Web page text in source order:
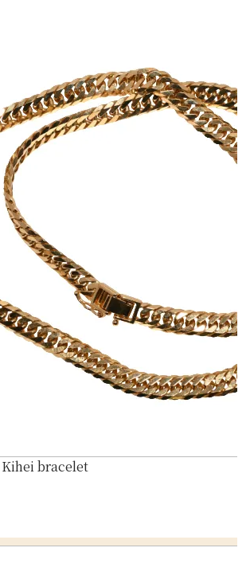
bracelet